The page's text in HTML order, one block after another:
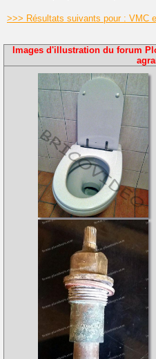
>>> Résultats suivants pour : VMC
Images d'illustration du forum